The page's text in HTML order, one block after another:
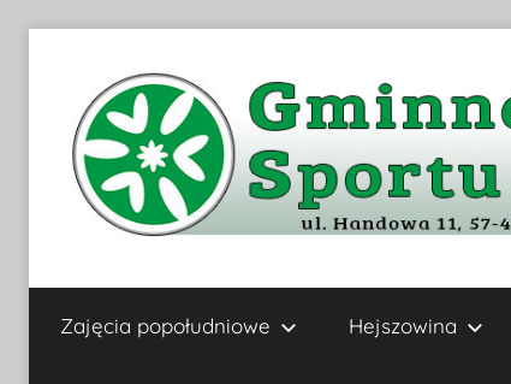
Gminne
Centrum
Zajęcia popołudniowe Hejszowina